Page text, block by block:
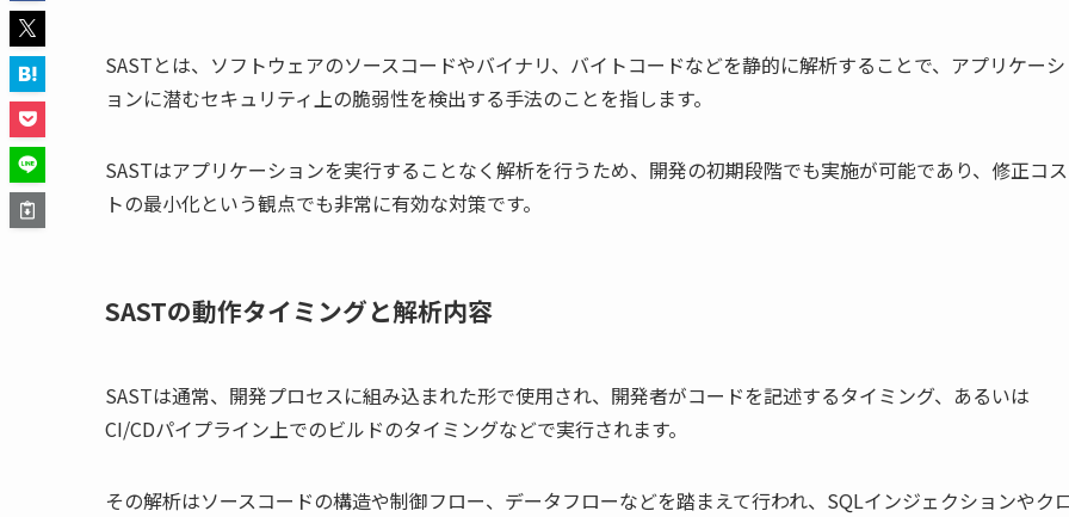
SASTとは、ソフトウェアのソースコードやバイナリ、バイトコードなどを静的に解析することで、アプリケーシ
ョンに潜むセキュリティ上の脆弱性を検出する手法のことを指します。
SASTはアプリケーションを実行することなく解析を行うため、開発の初期段階でも実施が可能であり、修正コス
トの最小化という観点でも非常に有効な対策です。
SASTの動作タイミングと解析内容
SASTは通常、開発プロセスに組み込まれた形で使用され、開発者がコードを記述するタイミング、あるいは
CI/CDパイプライン上でのビルドのタイミングなどで実行されます。
その解析はソースコードの構造や制御フロー、データフローなどを踏まえて行われ、SQLインジェクションやク